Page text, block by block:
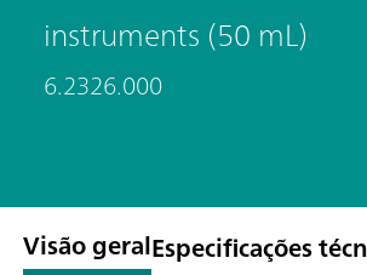
instruments (50 mL)
6.2326.000
Visão geralEspecificações